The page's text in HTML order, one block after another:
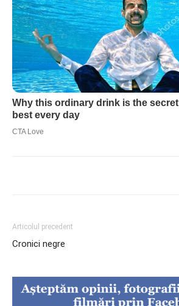
Articolul precedent
Cronici negre